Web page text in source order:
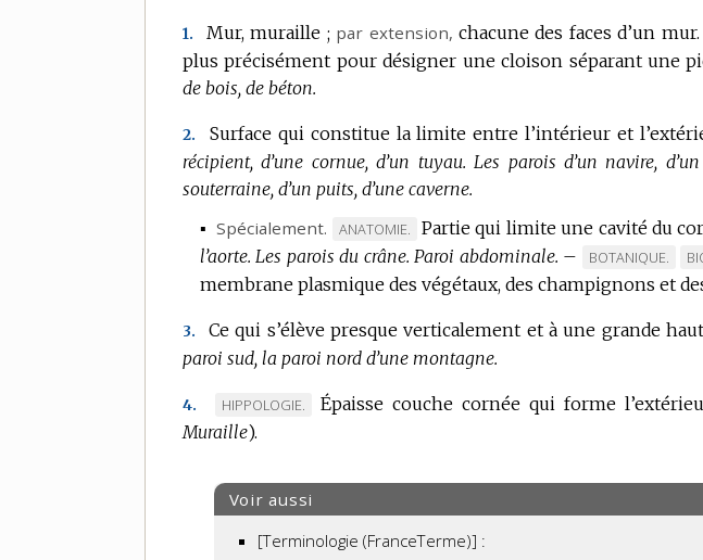
1. Mur, muraille ; par extension, chacune des faces d’un mur.
plus précisément pour désigner une cloison séparant une
de bois, de béton.
2. Surface qui constitue la limite entre l’intérieur et
récipient, d’une cornue, d’un tuyau. Les parois d’un navire,
souterraine, d’un puits, d’une caverne.
▪Spécialement.
MARQUE
DE
DOMAINE
ANATOMIE. Partie qui limite une cavité du
l’aorte. Les parois du crâne. Paroi abdominale. –
MARQUE
DE
:
BOTANIQUE.
:
membrane plasmique des végétaux, des champignons et
3. Ce qui s’élève presque verticalement et à une grande
paroi sud, la paroi nord d’une montagne.
4.
MARQUE
DE
:
HIPPOLOGIE.
Épaisse couche cornée qui forme
Muraille).
Voir aussi
[Terminologie (FranceTerme)] :